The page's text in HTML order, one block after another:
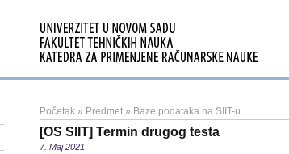
Početak » Predmet » Baze podataka na SIIT-u
[OS SIIT] Termin drugog testa
7. Maj 2021